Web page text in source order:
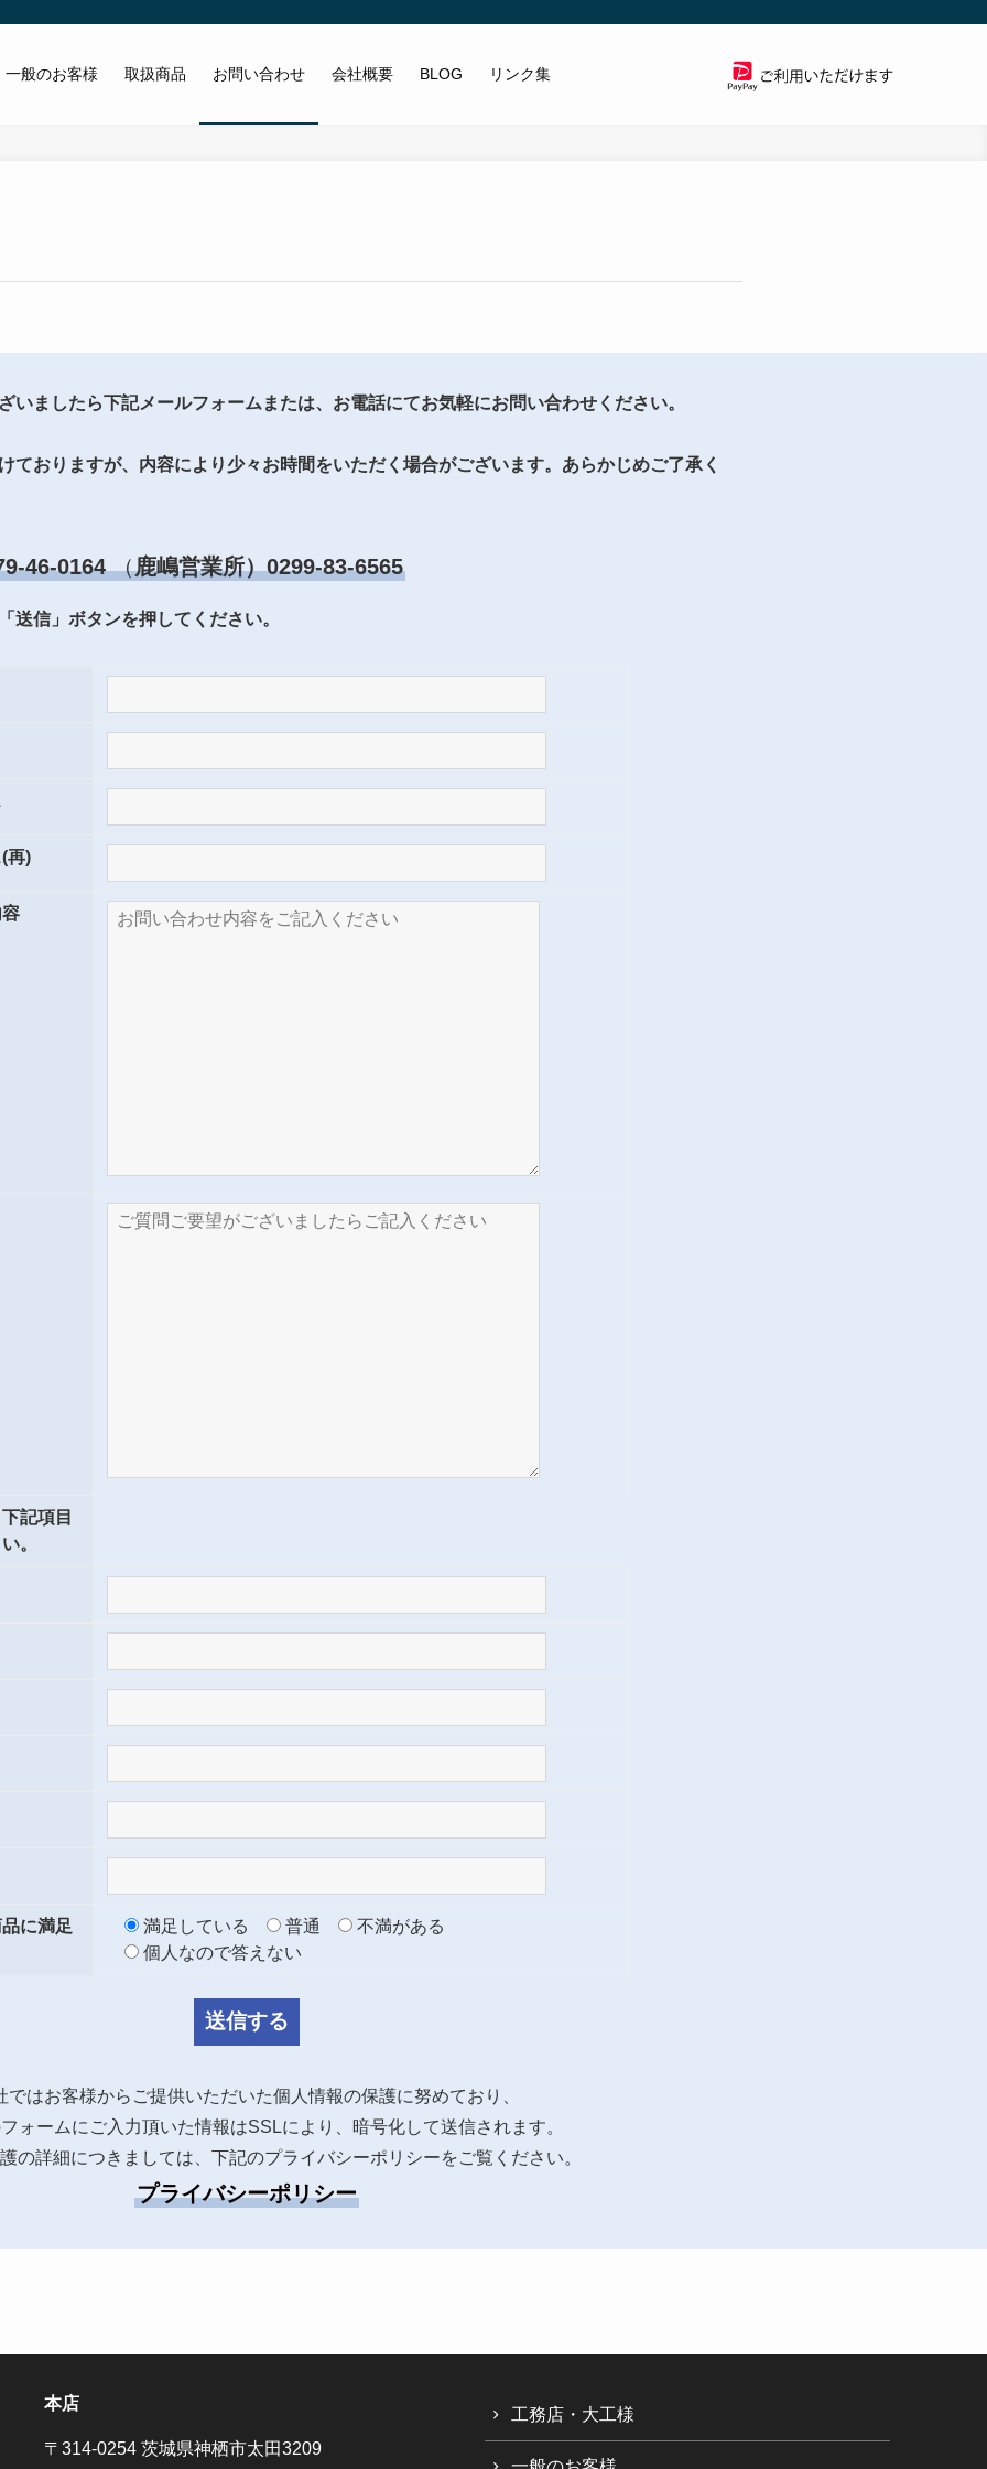
一般のお客様 取扱商品 お問い合わせ 会社概要 BLOG リンク集
いましたら下記メールフォームまたは、お電話にてお気軽にお問い合わせください。
ておりますが、内容により少々お時間をいただく場合がございます。あらかじめご了承く
46-0164（鹿嶋営業所）0299-83-6565
送信」ボタンを押してください。
再)
記項目
。
に満足 満足している 普通
不満がある
個人なので答えない
ではお客様からご提供いただいた個人情報の保護に努めており、
ォームにご入力頂いた情報はSSLにより、暗号化して送信されます。
の詳細につきましては、下記のプライバシーポリシーをご覧ください。
プライバシーポリシー
本店
〒314-0254 茨城県神栖市太田3209
工務店・大工様